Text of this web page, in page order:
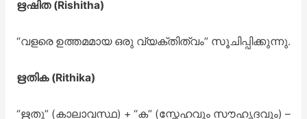
ഋഷിത (Rishitha)
“വളരെ ഉത്തമമായ ഒരു വ്യക്തിത്വം” സൂചിപ്പിക്കുന്നു.
ഋതിക (Rithika)
“ഋതു” (കാലാവസ്ഥ) + “ക” (സ്നേഹവും സൗഹൃദവും) –